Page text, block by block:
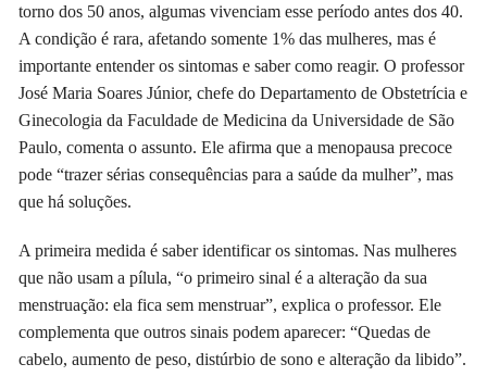
torno dos 50 anos, algumas vivenciam esse período antes dos 40.
A condição é rara, afetando somente 1% das mulheres, mas é
importante entender os sintomas e saber como reagir. O professor
José Maria Soares Júnior, chefe do Departamento de Obstetrícia e
Ginecologia da Faculdade de Medicina da Universidade de São
Paulo, comenta o assunto. Ele afirma que a menopausa precoce
pode “trazer sérias consequências para a saúde da mulher”, mas
que há soluções.
A primeira medida é saber identificar os sintomas. Nas mulheres
que não usam a pílula, “o primeiro sinal é a alteração da sua
menstruação: ela fica sem menstruar”, explica o professor. Ele
complementa que outros sinais podem aparecer: “Quedas de
cabelo, aumento de peso, distúrbio de sono e alteração da libido”.